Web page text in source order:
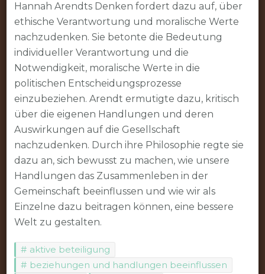
Hannah Arendts Denken fordert dazu auf, über
ethische Verantwortung und moralische Werte
nachzudenken. Sie betonte die Bedeutung
individueller Verantwortung und die
Notwendigkeit, moralische Werte in die
politischen Entscheidungsprozesse
einzubeziehen. Arendt ermutigte dazu, kritisch
über die eigenen Handlungen und deren
Auswirkungen auf die Gesellschaft
nachzudenken. Durch ihre Philosophie regte sie
dazu an, sich bewusst zu machen, wie unsere
Handlungen das Zusammenleben in der
Gemeinschaft beeinflussen und wie wir als
Einzelne dazu beitragen können, eine bessere
Welt zu gestalten.
aktive beteiligung
beziehungen und handlungen beeinflussen